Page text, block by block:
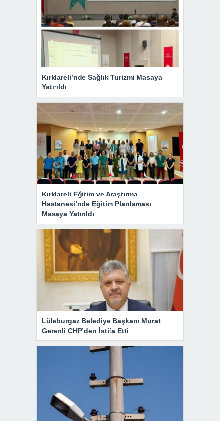
Kırklareli’nde Sağlık Turizmi Masaya
Yatırıldı
Kırklareli Eğitim ve Araştırma
Hastanesi’nde Eğitim Planlaması
Masaya Yatırıldı
Lüleburgaz Belediye Başkanı Murat
Gerenli CHP’den İstifa Etti